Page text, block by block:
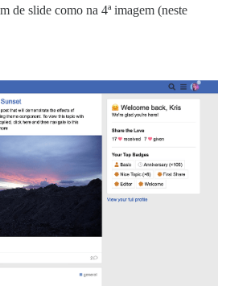
de slide como na 4ª imagem (neste